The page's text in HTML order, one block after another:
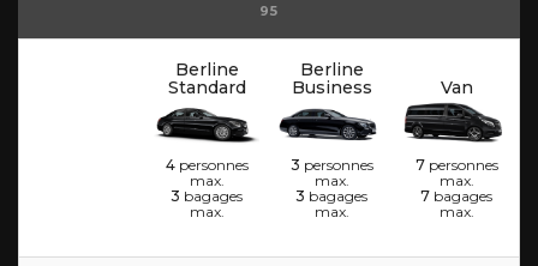
95
Berline
Standard
4personnes
max.
3 bagages
max.
Berline
Business
3 personnes
max.
3 bagages
max.
Van
7personnes
max.
7 bagages
max.